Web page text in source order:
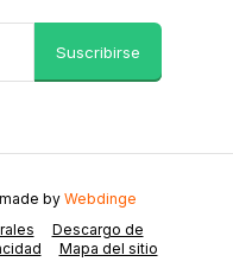
Suscribirse
Descargo de
Mapa del sitio
by Webdinge